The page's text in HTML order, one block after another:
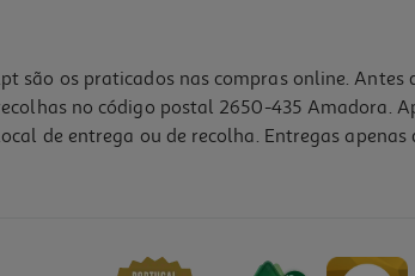
são os praticados nas compras online.
no código postal 2650-435 Amadora.
de entrega ou de recolha. Entregas